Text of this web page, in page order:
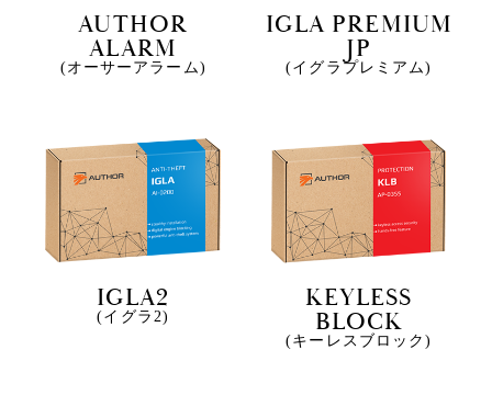
AUTHOR
ALARM
(オーサーアラーム)
IGLA PREMIUM
JP
(イグラプレミアム)
IGLA2
(イグラ2)
KEYLESS
BLOCK
(キーレスブロック)